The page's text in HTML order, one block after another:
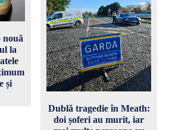
la
și
Dublă tragedie în Meath:
doi șoferi au murit, iar